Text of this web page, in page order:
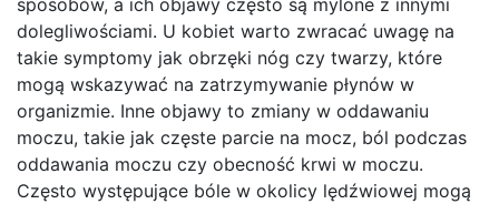
dolegliwościami. U kobiet warto zwracać uwagę na
takie symptomy jak obrzęki nóg czy twarzy, które
mogą wskazywać na zatrzymywanie płynów w
organizmie. Inne objawy to zmiany w oddawaniu
moczu, takie jak częste parcie na mocz, ból podczas
oddawania moczu czy obecność krwi w moczu.
Często występujące bóle w okolicy lędźwiowej mogą